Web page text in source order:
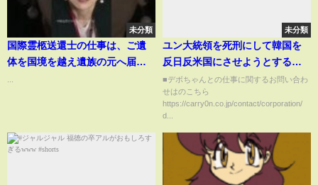
未分類
国際霊柩送還士の仕事は、ご遺
体を国境を越え遺族の元へ届け
#Shorts
未分類
ユン大統領を死刑にして韓国を
反日反米国にさせようとする反
日勢力と喧嘩になりました
■デボちゃんとの仕事に関するお問い合わ
せはのこちら
https://carry0n.co.jp/contact/corporation/
d...